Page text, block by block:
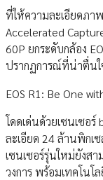
ที่ให้ความละเอียดภ
Accelerated
60P ยกระดับกล้อง
ปรากฏการณ์ที่น่าตื่น
EOS R1: Be One
โดดเด่นด้วยเซนเซอร์
ละเอียด 24 ล้านพิกเ
เซนเซอร์รุ่นใหม่ยังส
วงการ พร้อมเทคโนโ